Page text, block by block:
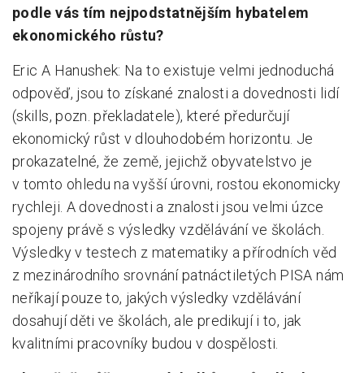
podle vás tím nejpodstatnějším hybatelem
ekonomického růstu?
Eric A Hanushek: Na to existuje velmi jednoduchá
odpověď, jsou to získané znalosti a dovednosti lidí
(skills, pozn. překladatele), které předurčují
ekonomický růst v dlouhodobém horizontu. Je
prokazatelné, že země, jejichž obyvatelstvo je
v tomto ohledu na vyšší úrovni, rostou ekonomicky
rychleji. A dovednosti a znalosti jsou velmi úzce
spojeny právě s výsledky vzdělávání ve školách.
Výsledky v testech z matematiky a přírodních věd
z mezinárodního srovnání patnáctiletých PISA nám
neříkají pouze to, jakých výsledky vzdělávání
dosahují děti ve školách, ale predikují i to, jak
kvalitními pracovníky budou v dospělosti.